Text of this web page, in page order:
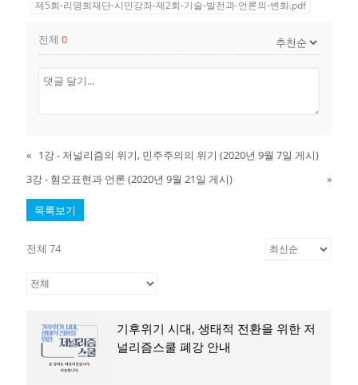
제5회-리영희재단-시민강좌-제2회-기술-발전과-언론의-변화.pdf
전체0
« 1강 - 저널리즘의 위기, 민주주의의 위기 (2020년 9월 7일 게시)
3강 - 혐오표현과 언론 (2020년 9월 21일 게시)
»
목록보기
전체 74
기후위기 시대, 생태적 전환을 위한 저
널리즘스쿨 폐강 안내